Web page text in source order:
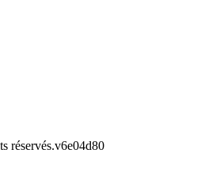
réservés.v6e04d80